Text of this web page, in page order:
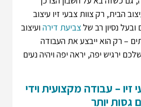
הבית, רק צוות צבעי זיו עיצוב
נסיון רב שלצביעת דירהועיצוב
– רק הוא ייבצע את העבודה
ירגיש יפה, יראה יפה ויהיה נעים
זיו – עבודה מקצועית וידי
גסות יותר